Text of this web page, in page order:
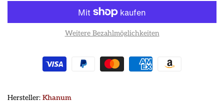
khanum khanum
erhöhen
Weitere Bezahlmöglichkeiten
Hersteller: Hersteller:
Khanum